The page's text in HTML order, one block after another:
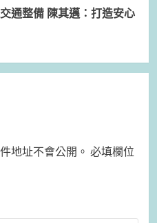
通整備 陳其邁：打造安心
地址不會公開。 必填欄位